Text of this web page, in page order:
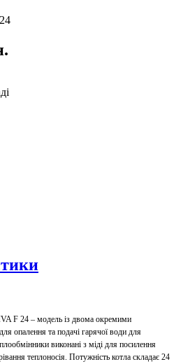
F 24 – модель із двома окремими
опалення та подачі гарячої води для
виконані з міді для посилення
теплоносія. Потужність котла складає 24